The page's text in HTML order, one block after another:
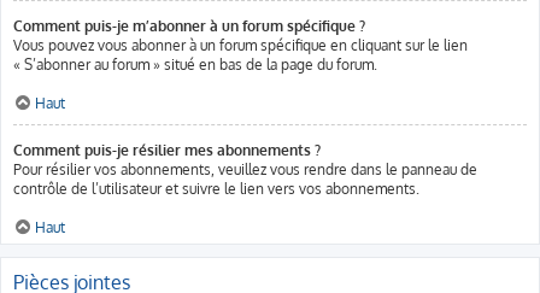
Comment puis-je m’abonner à un forum spécifique ?
Vous pouvez vous abonner à un forum spécifique en cliquant sur le lien
« S’abonner au forum » situé en bas de la page du forum.
Haut
Comment puis-je résilier mes abonnements ?
Pour résilier vos abonnements, veuillez vous rendre dans le panneau de
contrôle de l’utilisateur et suivre le lien vers vos abonnements.
Haut
Pièces jointes